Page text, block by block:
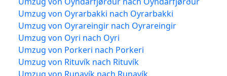
Umzug von Oyrarbakki nach Oyrarbakki
Umzug von Oyrareingir nach Oyrareingir
Umzug von Oyri nach Oyri
Umzug von Porkeri nach Porkeri
Umzug von Rituvík nach Rituvík